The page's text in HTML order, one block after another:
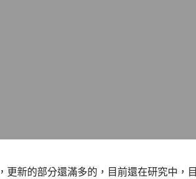
，更新的部分還滿多的，目前還在研究中，目